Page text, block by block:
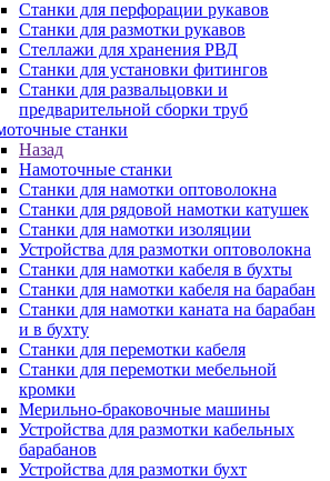
Станки для перфорации рукавов
Станки для размотки рукавов
Стеллажи для хранения РВД
Станки для установки фитингов
Станки для развальцовки и
предварительной сборки труб
станки
Назад
Намоточные станки
Станки для намотки оптоволокна
Станки для рядовой намотки катушек
Станки для намотки изоляции
Устройства для размотки оптоволокна
Станки для намотки кабеля в бухты
Станки для намотки кабеля на барабан
Станки для намотки каната на барабан
и в бухту
Станки для перемотки кабеля
Станки для перемотки мебельной
кромки
Мерильно-браковочные машины
Устройства для размотки кабельных
барабанов
Устройства для размотки бухт